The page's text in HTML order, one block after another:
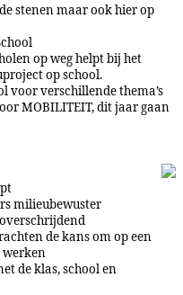
stenen maar ook hier op
op weg helpt bij het
op school.
voor verschillende thema’s
MOBILITEIT, dit jaar gaan
milieubewuster
de kans om op een
de klas, school en